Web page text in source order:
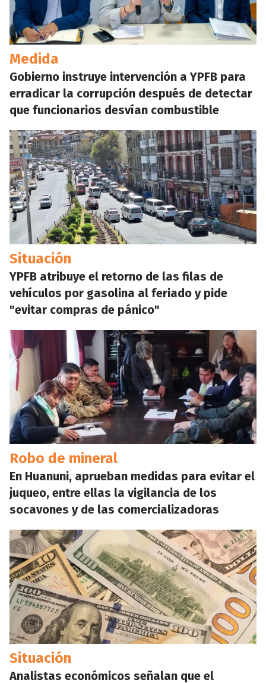
Medida
Gobierno instruye intervención a YPFB para
erradicar la corrupción después de detectar
que funcionarios desvían combustible
Situación
YPFB atribuye el retorno de las filas de
vehículos por gasolina al feriado y pide
"evitar compras de pánico"
Robo de mineral
En Huanuni, aprueban medidas para evitar el
juqueo, entre ellas la vigilancia de los
socavones y de las comercializadoras
Situación
Analistas económicos señalan que el